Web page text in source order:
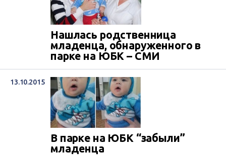
Нашлась родственница
младенца, обнаруженного в
парке на ЮБК – СМИ
13.10.2015
В парке на ЮБК “забыли”
младенца